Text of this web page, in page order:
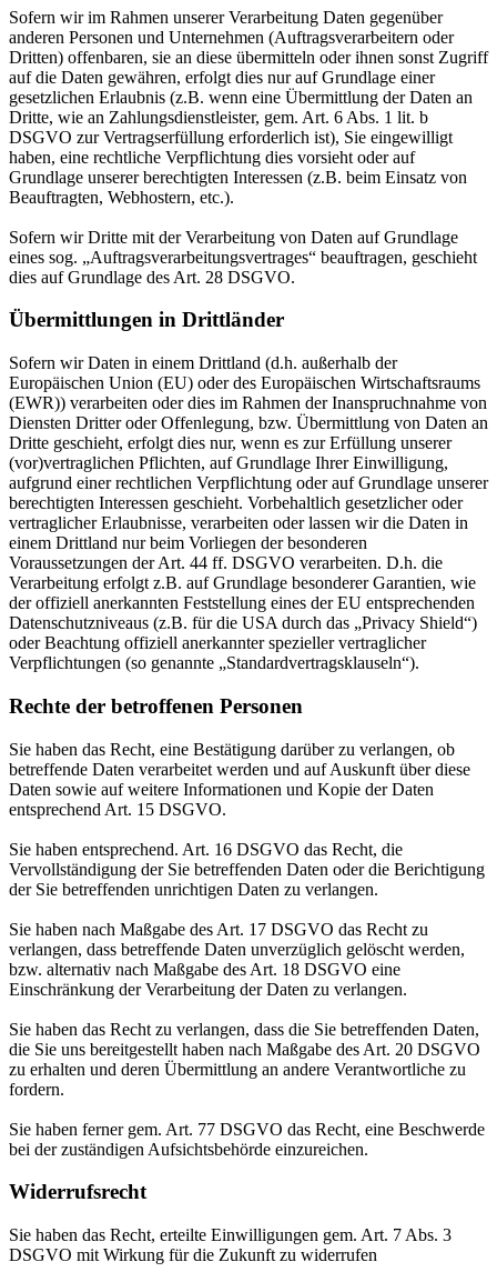
Sofern wir im Rahmen unserer Verarbeitung Daten gegenüber
anderen Personen und Unternehmen (Auftragsverarbeitern oder
Dritten) offenbaren, sie an diese übermitteln oder ihnen sonst Zugriff
auf die Daten gewähren, erfolgt dies nur auf Grundlage einer
gesetzlichen Erlaubnis (z.B. wenn eine Übermittlung der Daten an
Dritte, wie an Zahlungsdienstleister, gem. Art. 6 Abs. 1 lit. b
DSGVO zur Vertragserfüllung erforderlich ist), Sie eingewilligt
haben, eine rechtliche Verpflichtung dies vorsieht oder auf
Grundlage unserer berechtigten Interessen (z.B. beim Einsatz von
Beauftragten, Webhostern, etc.).
Sofern wir Dritte mit der Verarbeitung von Daten auf Grundlage
eines sog. „Auftragsverarbeitungsvertrages“ beauftragen, geschieht
dies auf Grundlage des Art. 28 DSGVO.
Übermittlungen in Drittländer
Sofern wir Daten in einem Drittland (d.h. außerhalb der
Europäischen Union (EU) oder des Europäischen Wirtschaftsraums
(EWR)) verarbeiten oder dies im Rahmen der Inanspruchnahme von
Diensten Dritter oder Offenlegung, bzw. Übermittlung von Daten an
Dritte geschieht, erfolgt dies nur, wenn es zur Erfüllung unserer
(vor)vertraglichen Pflichten, auf Grundlage Ihrer Einwilligung,
aufgrund einer rechtlichen Verpflichtung oder auf Grundlage unserer
berechtigten Interessen geschieht. Vorbehaltlich gesetzlicher oder
vertraglicher Erlaubnisse, verarbeiten oder lassen wir die Daten in
einem Drittland nur beim Vorliegen der besonderen
Voraussetzungen der Art. 44 ff. DSGVO verarbeiten. D.h. die
Verarbeitung erfolgt z.B. auf Grundlage besonderer Garantien, wie
der offiziell anerkannten Feststellung eines der EU entsprechenden
Datenschutzniveaus (z.B. für die USA durch das „Privacy Shield“)
oder Beachtung offiziell anerkannter spezieller vertraglicher
Verpflichtungen (so genannte „Standardvertragsklauseln“).
Rechte der betroffenen Personen
Sie haben das Recht, eine Bestätigung darüber zu verlangen, ob
betreffende Daten verarbeitet werden und auf Auskunft über diese
Daten sowie auf weitere Informationen und Kopie der Daten
entsprechend Art. 15 DSGVO.
Sie haben entsprechend. Art. 16 DSGVO das Recht, die
Vervollständigung der Sie betreffenden Daten oder die Berichtigung
der Sie betreffenden unrichtigen Daten zu verlangen.
Sie haben nach Maßgabe des Art. 17 DSGVO das Recht zu
verlangen, dass betreffende Daten unverzüglich gelöscht werden,
bzw. alternativ nach Maßgabe des Art. 18 DSGVO eine
Einschränkung der Verarbeitung der Daten zu verlangen.
Sie haben das Recht zu verlangen, dass die Sie betreffenden Daten,
die Sie uns bereitgestellt haben nach Maßgabe des Art. 20 DSGVO
zu erhalten und deren Übermittlung an andere Verantwortliche zu
fordern.
Sie haben ferner gem. Art. 77 DSGVO das Recht, eine Beschwerde
bei der zuständigen Aufsichtsbehörde einzureichen.
Widerrufsrecht
Sie haben das Recht, erteilte Einwilligungen gem. Art. 7 Abs. 3
DSGVO mit Wirkung für die Zukunft zu widerrufen